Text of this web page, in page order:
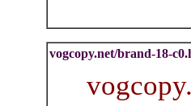
vogcopy.net/brand-18-